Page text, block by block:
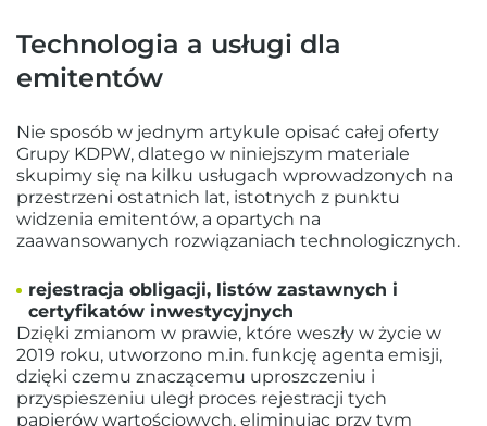
Technologia a usługi dla
emitentów
Nie sposób w jednym artykule opisać całej oferty
Grupy KDPW, dlatego w niniejszym materiale
skupimy się na kilku usługach wprowadzonych na
przestrzeni ostatnich lat, istotnych z punktu
widzenia emitentów, a opartych na
zaawansowanych rozwiązaniach technologicznych.
rejestracja obligacji, listów zastawnych i
certyfikatów inwestycyjnych
Dzięki zmianom w prawie, które weszły w życie w
2019 roku, utworzono m.in. funkcję agenta emisji,
dzięki czemu znaczącemu uproszczeniu i
przyspieszeniu uległ proces rejestracji tych
papierów wartościowych, eliminując przy tym